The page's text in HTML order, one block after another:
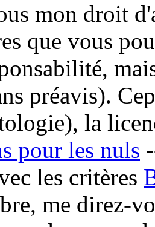
mon droit
que vous
préavis).
la
pour les nuls
les critères
me direz-